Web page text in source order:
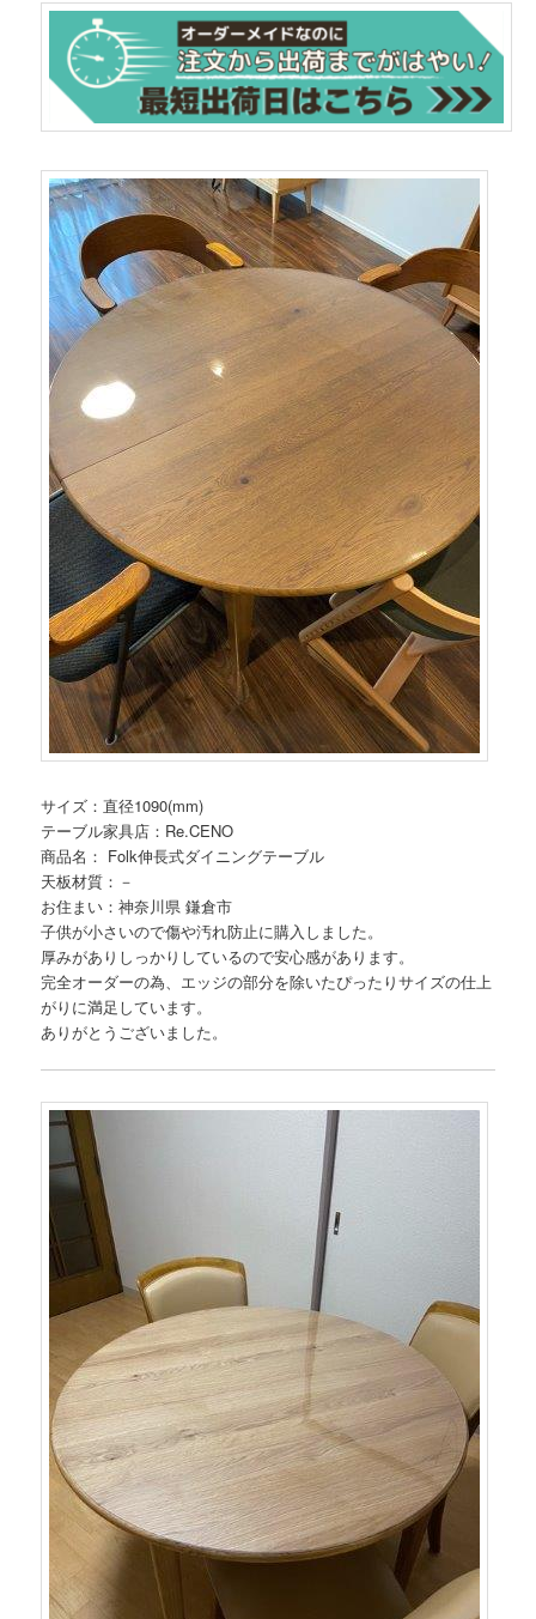
サイズ：直径1090(mm)
テーブル家具店：Re.CENO
商品名： Folk伸長式ダイニングテーブル
天板材質：－
お住まい：神奈川県 鎌倉市
子供が小さいので傷や汚れ防止に購入しました。
厚みがありしっかりしているので安心感があります。
完全オーダーの為、エッジの部分を除いたぴったりサイズの仕上
がりに満足しています。
ありがとうございました。